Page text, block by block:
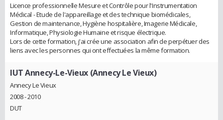
Licence professionnelle Mesure et Contrôle pour l'Instrumentation
Médical - Etude de l'appareillage et des technique biomédicales,
Gestion de maintenance, Hygiène hospitalière, Imagerie Médicale,
Informatique, Physiologie Humaine et risque électrique.
Lors de cette formation, j'ai crée une association afin de perpétuer des
liens avec les personnes qui ont effectuées la même formation.
IUT Annecy-Le-Vieux (Annecy Le Vieux)
Annecy Le Vieux
2008 - 2010
DUT